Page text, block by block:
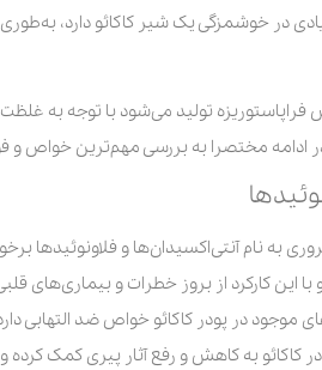
در خوشمزگی یک شیر کاکائو دارد،
فراپاستوریزه تولید می‌شود با توجه به
مختصرا به بررسی مهم‌ترین خواص و
به نام آنتی‌اکسیدان‌ها و فلاونوئیدها
این کارکرد از بروز خطرات و بیماری‌های
در پودر کاکائو خواص ضد التهابی
کاکائو به کاهش و رفع آثار پیری کمک کرده